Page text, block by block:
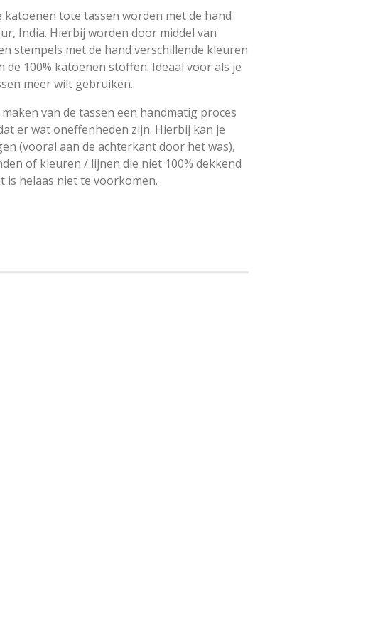
katoenen tote tassen worden met de hand
India. Hierbij worden door middel van
stempels met de hand verschillende kleuren
de 100% katoenen stoffen. Ideaal voor als je
meer wilt gebruiken.
van de tassen een handmatig proces
er wat oneffenheden zijn. Hierbij kan je
(vooral aan de achterkant door het was),
of kleuren / lijnen die niet 100% dekkend
is helaas niet te voorkomen.